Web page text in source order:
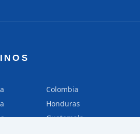
Colombia
Honduras
Guatemala